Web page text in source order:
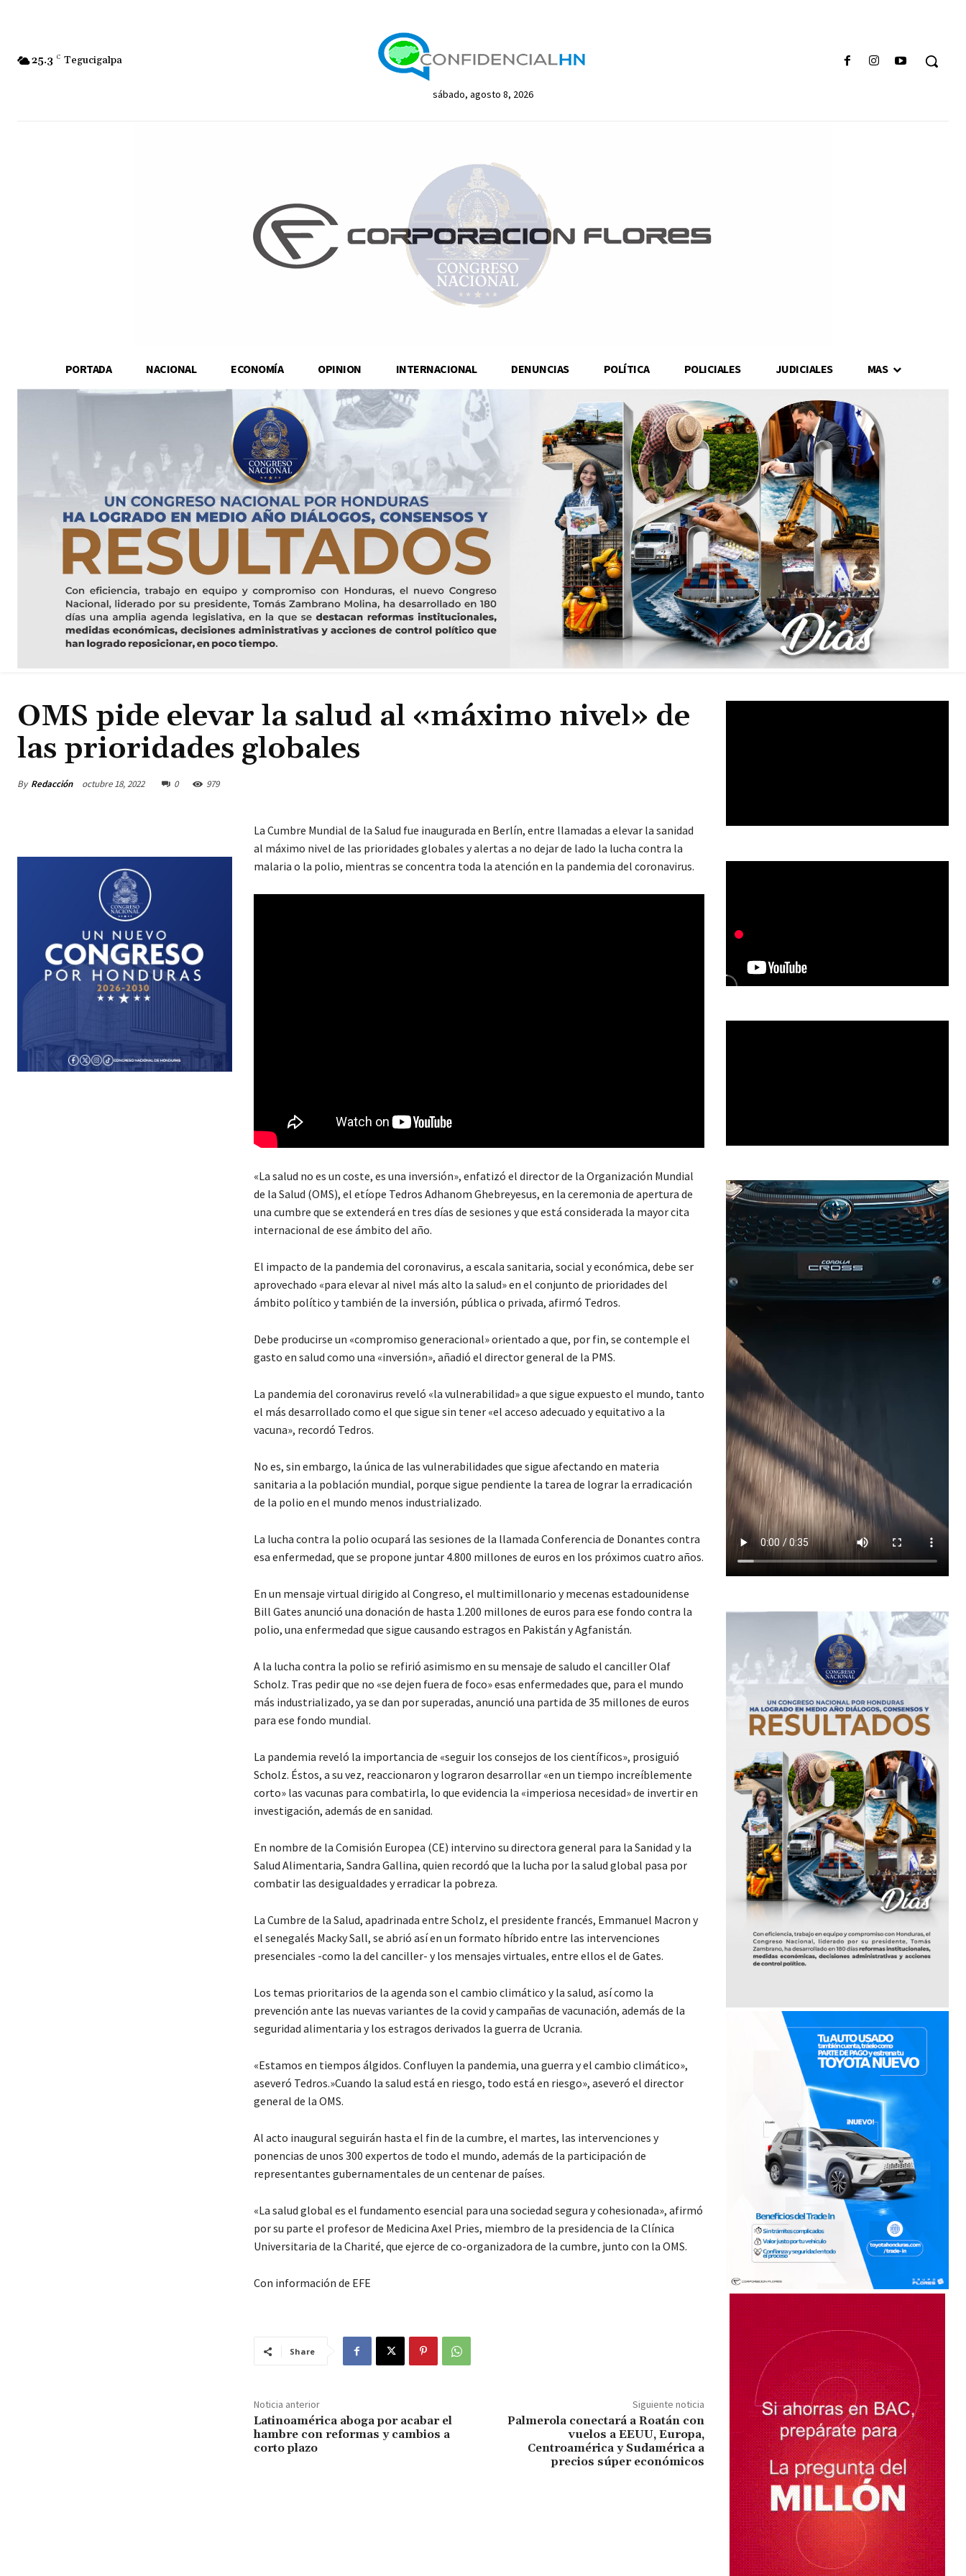
25.3 C Tegucigalpa
sábado, agosto 8, 2026
PORTADA NACIONAL ECONOMÍA OPINION INTERNACIONAL DENUNCIAS POLÍTICA POLICIALES JUDICIALES MAS
OMS pide elevar la salud al «máximo nivel» de
las prioridades globales
By Redacción octubre 18, 2022 0 979
La Cumbre Mundial de la Salud fue inaugurada en Berlín, entre llamadas a elevar la sanidad
al máximo nivel de las prioridades globales y alertas a no dejar de lado la lucha contra la
malaria o la polio, mientras se concentra toda la atención en la pandemia del coronavirus.
«La salud no es un coste, es una inversión», enfatizó el director de la Organización Mundial
de la Salud (OMS), el etíope Tedros Adhanom Ghebreyesus, en la ceremonia de apertura de
una cumbre que se extenderá en tres días de sesiones y que está considerada la mayor cita
internacional de ese ámbito del año.
El impacto de la pandemia del coronavirus, a escala sanitaria, social y económica, debe ser
aprovechado «para elevar al nivel más alto la salud» en el conjunto de prioridades del
ámbito político y también de la inversión, pública o privada, afirmó Tedros.
Debe producirse un «compromiso generacional» orientado a que, por fin, se contemple el
gasto en salud como una «inversión», añadió el director general de la PMS.
La pandemia del coronavirus reveló «la vulnerabilidad» a que sigue expuesto el mundo, tanto
el más desarrollado como el que sigue sin tener «el acceso adecuado y equitativo a la
vacuna», recordó Tedros.
No es, sin embargo, la única de las vulnerabilidades que sigue afectando en materia
sanitaria a la población mundial, porque sigue pendiente la tarea de lograr la erradicación
de la polio en el mundo menos industrializado.
La lucha contra la polio ocupará las sesiones de la llamada Conferencia de Donantes contra
esa enfermedad, que se propone juntar 4.800 millones de euros en los próximos cuatro años.
En un mensaje virtual dirigido al Congreso, el multimillonario y mecenas estadounidense
Bill Gates anunció una donación de hasta 1.200 millones de euros para ese fondo contra la
polio, una enfermedad que sigue causando estragos en Pakistán y Agfanistán.
A la lucha contra la polio se refirió asimismo en su mensaje de saludo el canciller Olaf
Scholz. Tras pedir que no «se dejen fuera de foco» esas enfermedades que, para el mundo
más industrializado, ya se dan por superadas, anunció una partida de 35 millones de euros
para ese fondo mundial.
La pandemia reveló la importancia de «seguir los consejos de los científicos», prosiguió
Scholz. Éstos, a su vez, reaccionaron y lograron desarrollar «en un tiempo increíblemente
corto» las vacunas para combatirla, lo que evidencia la «imperiosa necesidad» de invertir en
investigación, además de en sanidad.
En nombre de la Comisión Europea (CE) intervino su directora general para la Sanidad y la
Salud Alimentaria, Sandra Gallina, quien recordó que la lucha por la salud global pasa por
combatir las desigualdades y erradicar la pobreza.
La Cumbre de la Salud, apadrinada entre Scholz, el presidente francés, Emmanuel Macron y
el senegalés Macky Sall, se abrió así en un formato híbrido entre las intervenciones
presenciales -como la del canciller- y los mensajes virtuales, entre ellos el de Gates.
Los temas prioritarios de la agenda son el cambio climático y la salud, así como la
prevención ante las nuevas variantes de la covid y campañas de vacunación, además de la
seguridad alimentaria y los estragos derivados la guerra de Ucrania.
«Estamos en tiempos álgidos. Confluyen la pandemia, una guerra y el cambio climático»,
aseveró Tedros.»Cuando la salud está en riesgo, todo está en riesgo», aseveró el director
general de la OMS.
Al acto inaugural seguirán hasta el fin de la cumbre, el martes, las intervenciones y
ponencias de unos 300 expertos de todo el mundo, además de la participación de
representantes gubernamentales de un centenar de países.
«La salud global es el fundamento esencial para una sociedad segura y cohesionada», afirmó
por su parte el profesor de Medicina Axel Pries, miembro de la presidencia de la Clínica
Universitaria de la Charité, que ejerce de co-organizadora de la cumbre, junto con la OMS.
Con información de EFE
Share
Noticia anterior
Latinoamérica aboga por acabar el
hambre con reformas y cambios a
corto plazo
Siguiente noticia
Palmerola conectará a Roatán con
vuelos a EEUU, Europa,
Centroamérica y Sudamérica a
precios súper económicos